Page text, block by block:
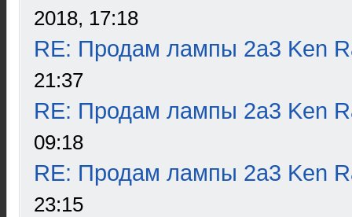
2018, 17:18
RE: Продам лампы 2а3 Ken
21:37
RE: Продам лампы 2а3 Ken
09:18
RE: Продам лампы 2а3 Ken
23:15